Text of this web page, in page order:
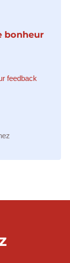
bonheur
feedback